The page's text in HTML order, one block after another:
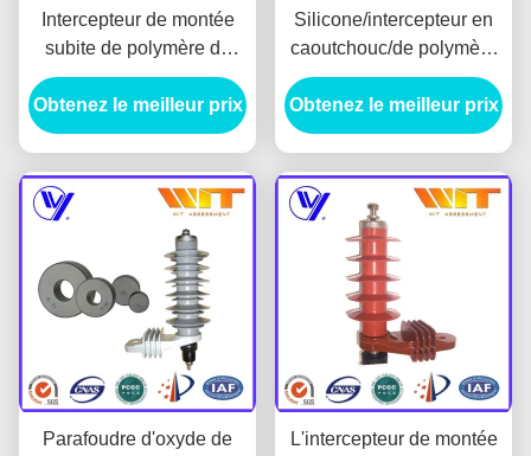
Intercepteur de montée
subite de polymère de
catégorie de la station
220KV fait par la
résistance d'oxyde de
Obtenez le meilleur prix
Silicone/intercepteur en
caoutchouc/de polymère
montée subite avec le
rapport de KEMA pour le
transport d'énergie
Obtenez le meilleur prix
Parafoudre d'oxyde de
L'intercepteur de montée